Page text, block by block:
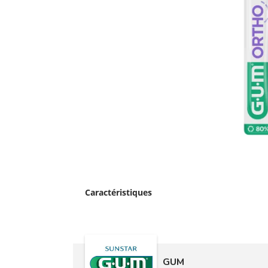
Caractéristiques
GUM